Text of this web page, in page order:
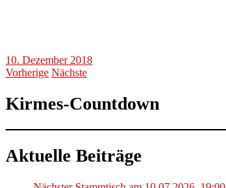
10. Dezember 2018
Vorherige Nächste
Kirmes-Countdown
Aktuelle Beiträge